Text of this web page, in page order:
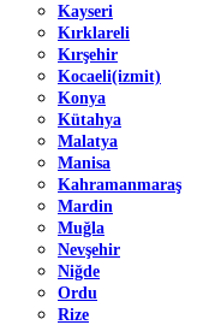
Kayseri
Kırklareli
Kırşehir
Kocaeli(izmit)
Konya
Kütahya
Malatya
Manisa
Kahramanmaraş
Mardin
Muğla
Nevşehir
Niğde
Ordu
Rize